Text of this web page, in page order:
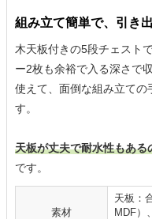
組み立て簡単で、引き
木天板付きの5段チェスト
ー2枚も余裕で入る深さで
使えて、面倒な組み立て
す。
天板が丈夫で耐水性もあ
です。
素材
天板：
MDF）